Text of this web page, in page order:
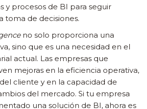
y procesos de BI para seguir
toma de decisiones.
no solo proporciona una
sino que es una necesidad en el
actual. Las empresas que
mejoras en la eficiencia operativa,
cliente y en la capacidad de
del mercado. Si tu empresa
una solución de BI, ahora es